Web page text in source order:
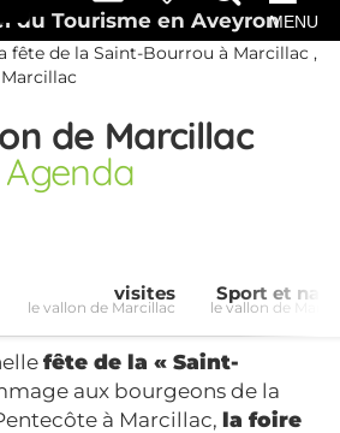
du Tourisme en AveyronMENU
de Marcillac
Agenda
visites
le vallon de Marcillac
Sport et
le vallon de
fête de la « Saint-
aux bourgeons de la
à Marcillac, la foire